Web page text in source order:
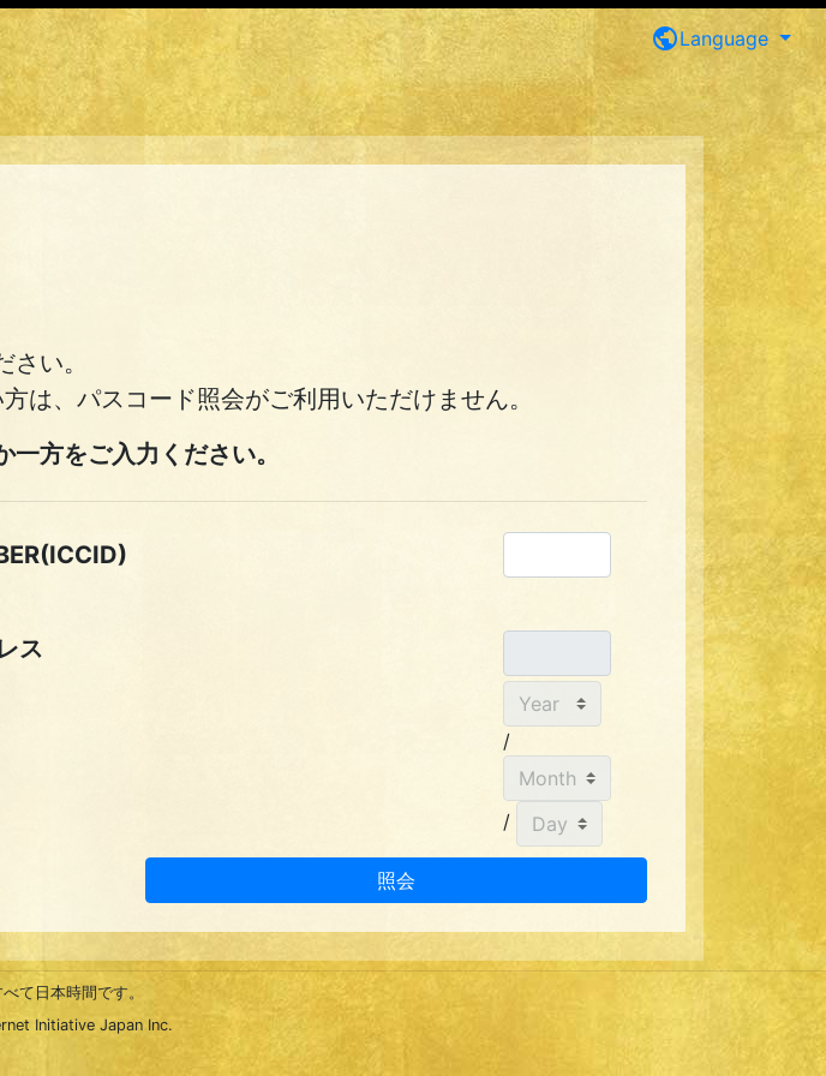
publicLanguage
い。
は、パスコード照会がご利用いただけません。
方をご入力ください。
ス
/
/
照会
て日本時間です。
Initiative Japan Inc.